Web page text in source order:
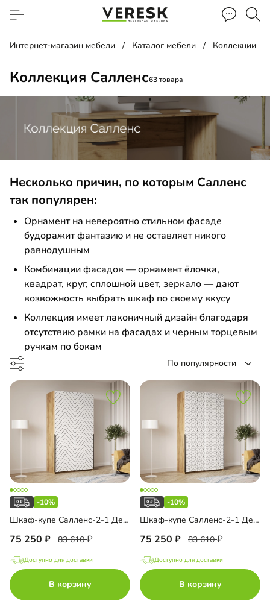
Интернет-магазин мебели Каталог мебели Коллекции
Коллекция Салленс63 товара
прикроватная
стол
шкаф
прихожая
спальня
тумба
комод
до
Несколько причин, по которым Салленс
так популярен:
Орнамент на невероятно стильном фасаде
будоражит фантазию и не оставляет никого
равнодушным
​Комбинации фасадов — орнамент ёлочка,
квадрат, круг, сплошной цвет, зеркало — дают
возвожность выбрать шкаф по своему вкусу
Коллекция имеет лаконичный дизайн благодаря
отсутствию рамки на фасадах и черным торцевым
ручкам по бокам
По популярности
-10%
Шкаф-купе Салленс-2-1 Декор 1
75 250 83 610
Доступно для доставки
В корзину
-10%
Шкаф-купе Салленс-2-1 Декор 2
75 250 83 610
Доступно для доставки
В корзину